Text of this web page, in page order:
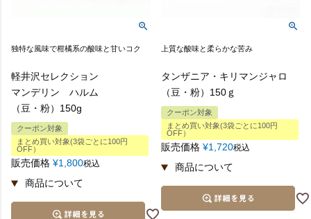
独特な風味で柑橘系の酸味と甘いコク
軽井沢セレクション
マンデリン ハルム
（豆・粉）150g
クーポン対象
まとめ買い対象(3袋ごとに100円
OFF）
販売価格 ¥1,800税込
上質な酸味と柔らかな苦み
タンザニア・キリマンジャロ
（豆・粉）150ｇ
クーポン対象
まとめ買い対象(3袋ごとに100円
OFF）
販売価格 ¥1,720税込